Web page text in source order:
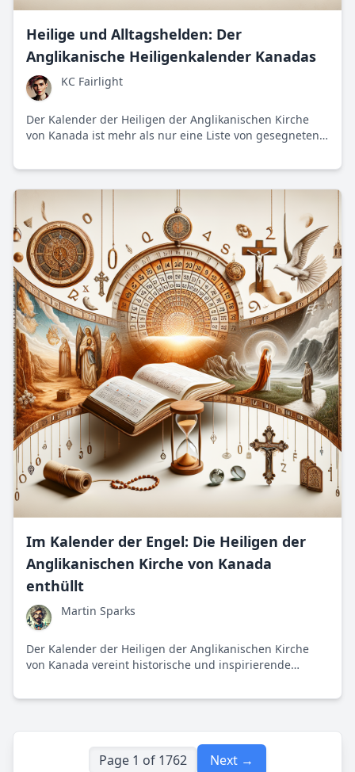
Heilige und Alltagshelden: Der
Anglikanische Heiligenkalender Kanadas
KC Fairlight
Der Kalender der Heiligen der Anglikanischen Kirche
von Kanada ist mehr als nur eine Liste von gesegneten
Moderne, die sowohl inspirieren als auch polarisieren.
Im Kalender der Engel: Die Heiligen der
Anglikanischen Kirche von Kanada
enthüllt
Martin Sparks
Der Kalender der Heiligen der Anglikanischen Kirche
von Kanada vereint historische und inspirierende
kirchlichen Grenzen hinausgeht.
Page 1 of 1762 Next →